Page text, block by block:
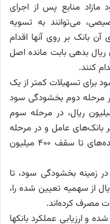
منابع پس از اجرای
می‌توانند به تسویه
بانک بر روی ‌آنها اقدام
تا سقف 500 میلیون ریال بدهی بابت مانده اصل
برای تسهیلات کمتر از یک
مرحله دوم بخشودگی سود
برای پرونده‌های تا سقف 250 میلیون ریال، در مرحله سوم
بانک‌های عامل و در مرحله
چهارم بخشودگی سود تسهیلات برای پرونده‌های تا سقف 400 میلیون
زمینه بخشودگی سود، تا
به میزان 19.663 میلیاردریال از سهمیه تعیین شده را،
و ارزیابی عملکرد بانکها